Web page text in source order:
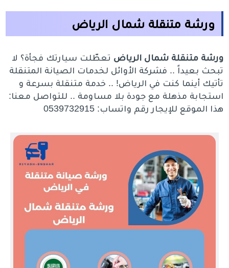
ورشة متنقلة شمال الرياض
ورشة متنقلة شمال الرياض تعطّلت سيارتك فجأة؟ لا
تبحث بعيداً .. فشركة الأوائل لخدمات الصيانة المتنقلة
تأتيك أينما كنت في الرياض! .. خدمة متنقلة بسرعة و
استجابة مذهلة مع جودة بلا مساومة .. للتواصل معنا:
هذا الموقع للإيجار رقم واتساب: 0539732915